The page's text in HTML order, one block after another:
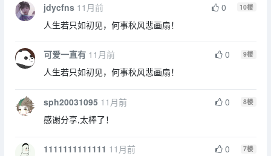
jdycfns 11月前 0 10楼
人生若只如初见，何事秋风悲画扇！
可爱一直有 11月前 0 9楼
人生若只如初见，何事秋风悲画扇！
sph20031095 11月前 0 8楼
感谢分享,太棒了！
1111111111111 11月前 0 7楼